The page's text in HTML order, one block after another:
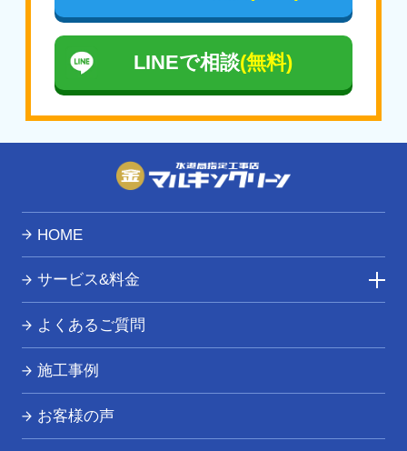
町
【わ行】
亘理郡山元町/亘理郡亘理町
【は行】
福島市/ 塙町 / 磐梯町 / 檜枝岐村 / 平田村 /
広野町 / 双葉町 / 古殿町
【ま行】
柳津町 / 矢吹町 / 矢祭町 / 湯川村
LINEで相談(無料)
HOME
サービス&料金
トイレつまり・水漏れ
お風呂つまり・水漏れ
キッチンつまり・水漏れ
洗面所つまり・水漏れ
よくあるご質問
施工事例
お客様の声